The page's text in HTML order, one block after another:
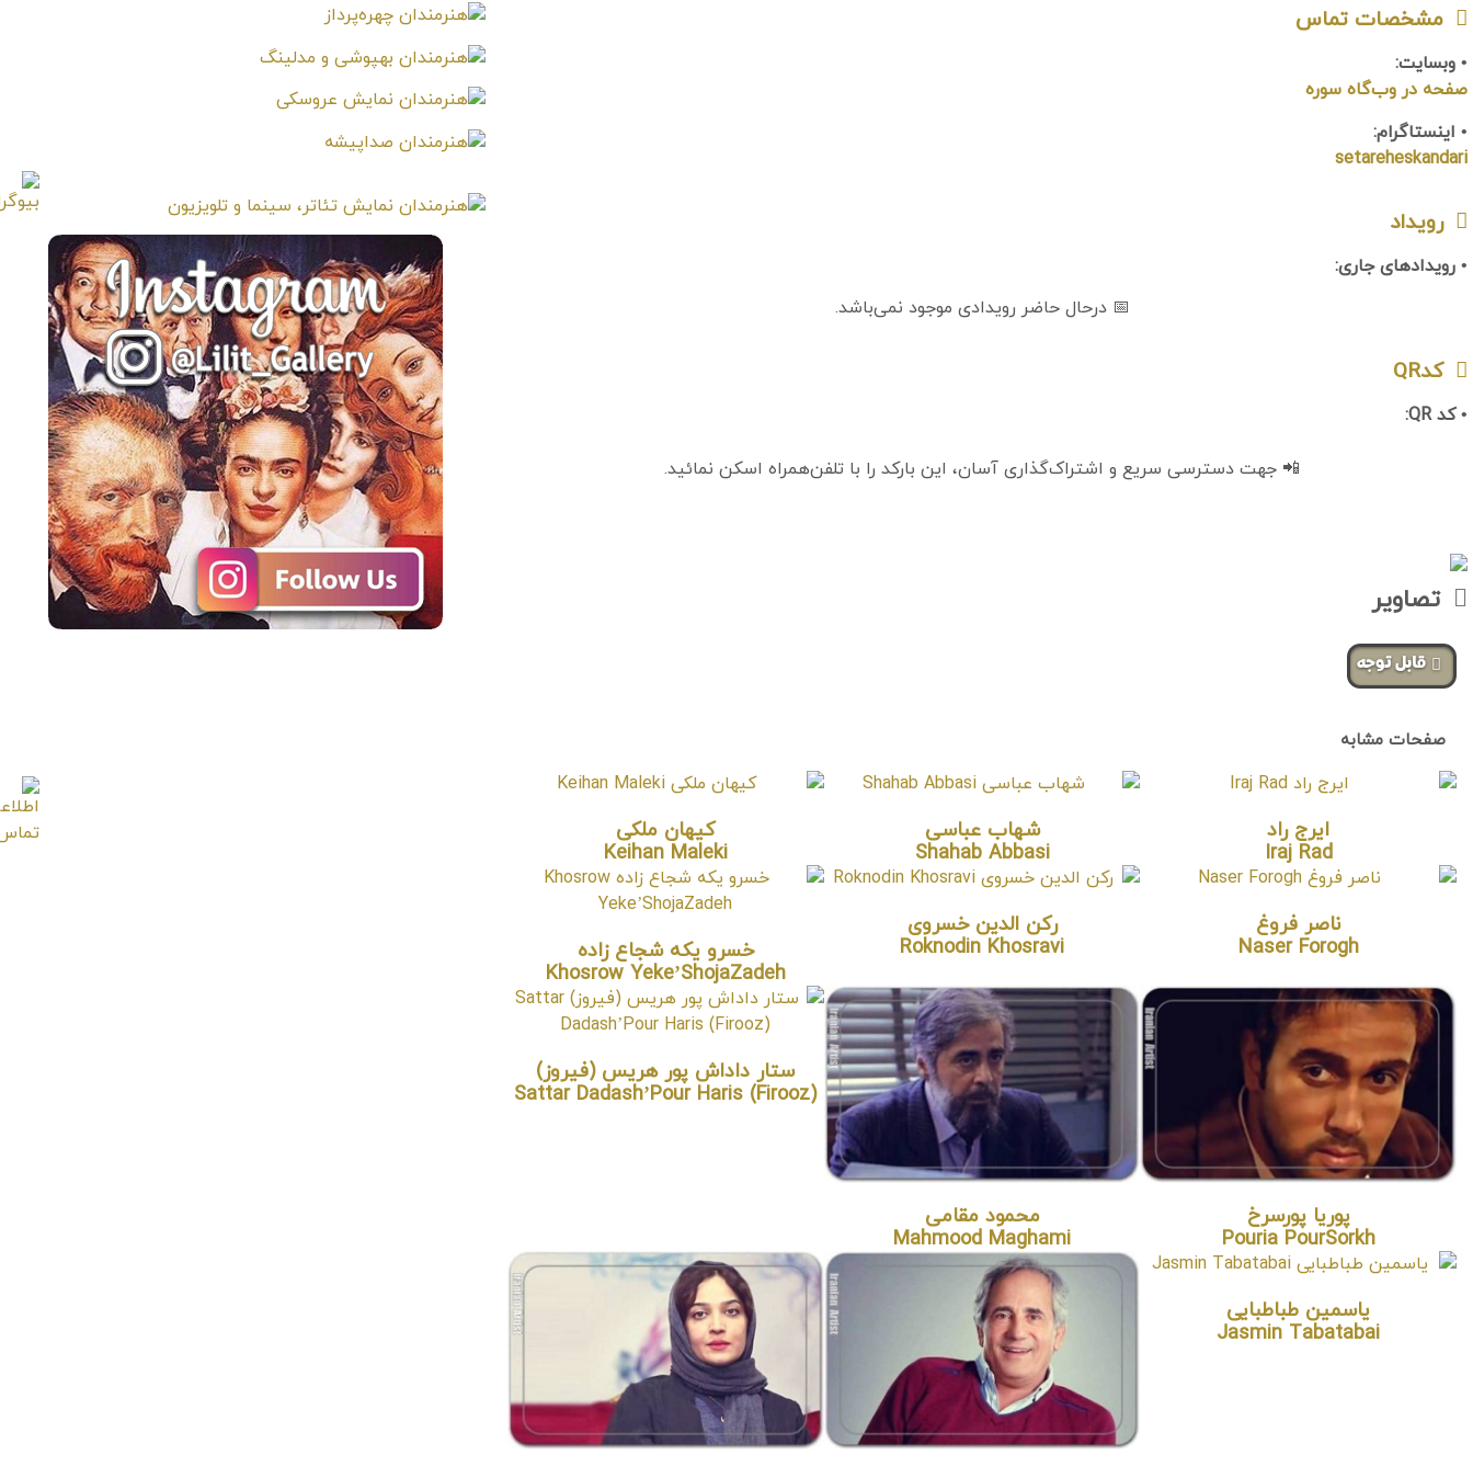
مشخصات تماس
• وبسایت:
صفحه در وب‌گاه سوره
• اینستاگرام:
setareheskandari
رویداد
• رویدادهای جاری:
📅 درحال حاضر رویدادی موجود نمی‌باشد.
کدQR
• کد QR:
📲 جهت دسترسی سریع و اشتراک‌گذاری آسان، این بارکد را با تلفن‌همراه اسکن نمائید.
تصاویر
‌قابل توجه
صفحات مشابه
ایرج راد
Iraj Rad
شهاب عباسی
Shahab Abbasi
کیهان ملکی
Keihan Maleki
ناصر فروغ
Naser Forogh
رکن الدین خسروی
Roknodin Khosravi
خسرو یکه شجاع زاده
Khosrow Yeke’ShojaZadeh
پوریا پورسرخ
Pouria PourSorkh
محمود مقامی
Mahmood Maghami
ستار داداش پور هریس (فیروز)
Sattar Dadash’Pour Haris (Firooz)
یاسمین طباطبایی
Jasmin Tabatabai